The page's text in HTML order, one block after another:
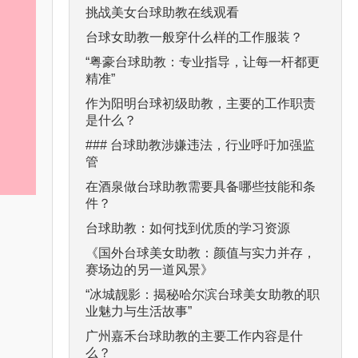
挑战美女台球助教在线观看
台球女助教一般穿什么样的工作服装？
“粤豪台球助教：专业指导，让每一杆都更
精准”
作为阳明台球初级助教，主要的工作职责
是什么？
### 台球助教涉嫌违法，行业呼吁加强监
管
在酒泉做台球助教需要具备哪些技能和条
件？
台球助教：如何找到优质的学习资源
《国外台球美女助教：颜值与实力并存，
赛场边的另一道风景》
“冰城靓影：揭秘哈尔滨台球美女助教的职
业魅力与生活故事”
广州嘉禾台球助教的主要工作内容是什
么？